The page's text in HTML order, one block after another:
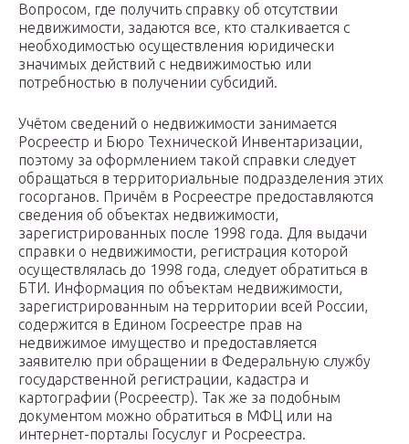
Вопросом, где получить справку об отсутствии
недвижимости, задаются все, кто сталкивается с
необходимостью осуществления юридически
значимых действий с недвижимостью или
потребностью в получении субсидий.
Учётом сведений о недвижимости занимается
Росреестр и Бюро Технической Инвентаризации,
поэтому за оформлением такой справки следует
обращаться в территориальные подразделения этих
госорганов. Причём в Росреестре предоставляются
сведения об объектах недвижимости,
зарегистрированных после 1998 года. Для выдачи
справки о недвижимости, регистрация которой
осуществлялась до 1998 года, следует обратиться в
БТИ. Информация по объектам недвижимости,
зарегистрированным на территории всей России,
содержится в Едином Госреестре прав на
недвижимое имущество и предоставляется
заявителю при обращении в Федеральную службу
государственной регистрации, кадастра и
картографии (Росреестр). Так же за подобным
документом можно обратиться в МФЦ или на
интернет-порталы Госуслуг и Росреестра.